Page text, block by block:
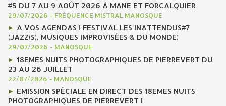
#5 DU 7 AU 9 AOÛT 2026 À MANE ET FORCALQUIER
29/07/2026 - FRÉQUENCE MISTRAL MANOSQUE
A VOS AGENDAS ! FESTIVAL LES INATTENDUS#7
(JAZZ(S), MUSIQUES IMPROVISÉES & DU MONDE)
29/07/2026 - MANOSQUE
18EMES NUITS PHOTOGRAPHIQUES DE PIERREVERT DU
23 AU 26 JUILLET
22/07/2026 - MANOSQUE
EMISSION SPÉCIALE EN DIRECT DES 18EMES NUITS
PHOTOGRAPHIQUES DE PIERREVERT !